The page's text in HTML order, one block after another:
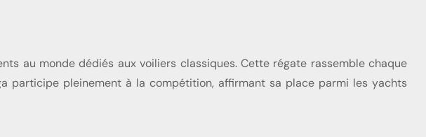
au monde dédiés aux voiliers classiques. Cette régate rassemble chaque
participe pleinement à la compétition, affirmant sa place parmi les yachts